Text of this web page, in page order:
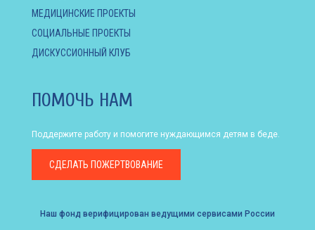
МЕДИЦИНСКИЕ ПРОЕКТЫ
СОЦИАЛЬНЫЕ ПРОЕКТЫ
ДИСКУССИОННЫЙ КЛУБ
ПОМОЧЬ НАМ
Поддержите работу и помогите нуждающимся детям в беде.
СДЕЛАТЬ ПОЖЕРТВОВАНИЕ
Наш фонд верифицирован ведущими сервисами России